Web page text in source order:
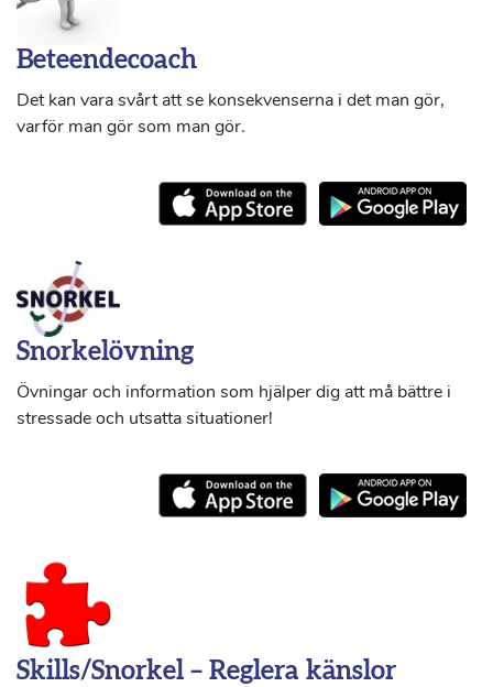
Beteendecoach
Det kan vara svårt att se konsekvenserna i det man gör,
varför man gör som man gör.
Snorkelövning
Övningar och information som hjälper dig att må bättre i
stressade och utsatta situationer!
Skills/Snorkel – Reglera känslor